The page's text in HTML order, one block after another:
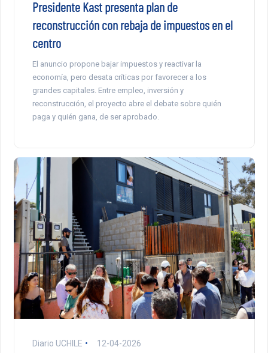
Presidente Kast presenta plan de
reconstrucción con rebaja de impuestos en el
centro
El anuncio propone bajar impuestos y reactivar la
economía, pero desata críticas por favorecer a los
grandes capitales. Entre empleo, inversión y
reconstrucción, el proyecto abre el debate sobre quién
paga y quién gana, de ser aprobado.
Diario UCHILE 12-04-2026